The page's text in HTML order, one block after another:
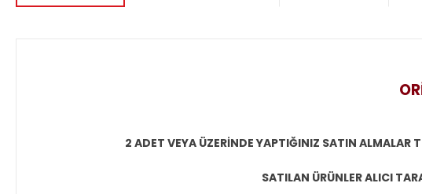
2 ADET VEYA ÜZERİNDE YAPTIĞINIZ SATIN ALMALAR
SATILAN ÜRÜNLER ALICI